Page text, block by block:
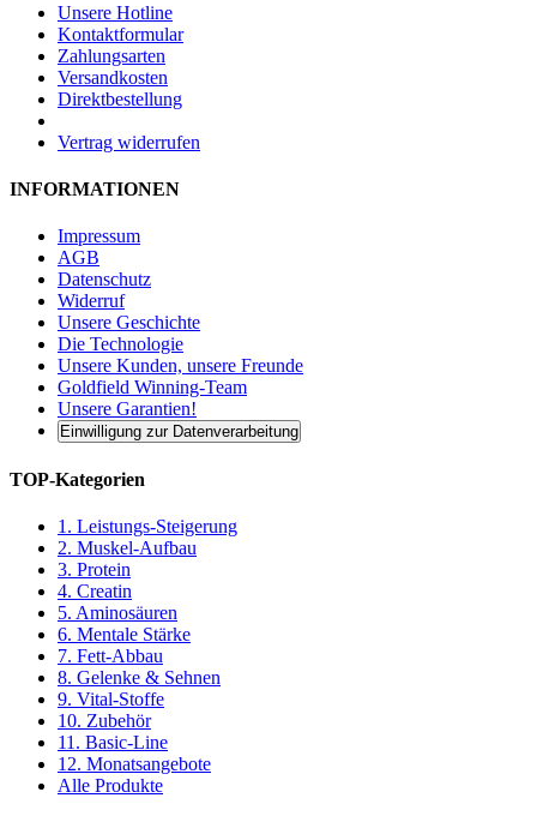
Unsere Hotline
Kontaktformular
Zahlungsarten
Versandkosten
Direktbestellung
Vertrag widerrufen
INFORMATIONEN
Impressum
AGB
Datenschutz
Widerruf
Unsere Geschichte
Die Technologie
Unsere Kunden, unsere Freunde
Goldfield Winning-Team
Unsere Garantien!
Einwilligung zur Datenverarbeitung
TOP-Kategorien
1. Leistungs-Steigerung
2. Muskel-Aufbau
3. Protein
4. Creatin
5. Aminosäuren
6. Mentale Stärke
7. Fett-Abbau
8. Gelenke & Sehnen
9. Vital-Stoffe
10. Zubehör
11. Basic-Line
12. Monatsangebote
Alle Produkte